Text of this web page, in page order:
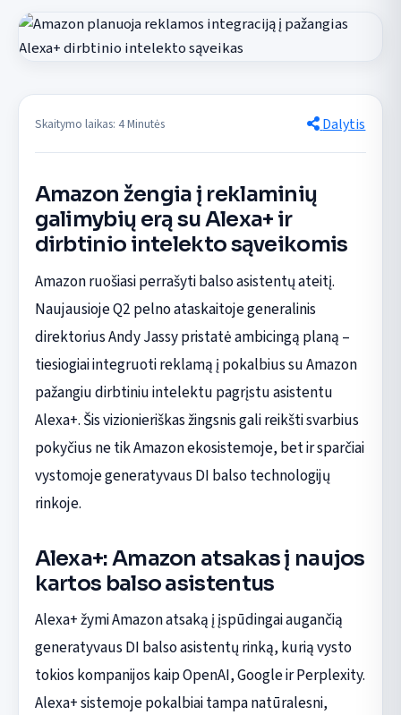
Skaitymo laikas: 4 Minutės Dalytis
Amazon žengia į reklaminių
galimybių erą su Alexa+ ir
dirbtinio intelekto sąveikomis
Amazon ruošiasi perrašyti balso asistentų ateitį.
Naujausioje Q2 pelno ataskaitoje generalinis
direktorius Andy Jassy pristatė ambicingą planą –
tiesiogiai integruoti reklamą į pokalbius su Amazon
pažangiu dirbtiniu intelektu pagrįstu asistentu
Alexa+. Šis vizionieriškas žingsnis gali reikšti svarbius
pokyčius ne tik Amazon ekosistemoje, bet ir sparčiai
vystomoje generatyvaus DI balso technologijų
rinkoje.
Alexa+: Amazon atsakas į naujos
kartos balso asistentus
Alexa+ žymi Amazon atsaką į įspūdingai augančią
generatyvaus DI balso asistentų rinką, kurią vysto
tokios kompanijos kaip OpenAI, Google ir Perplexity.
Alexa+ sistemoje pokalbiai tampa natūralesni,